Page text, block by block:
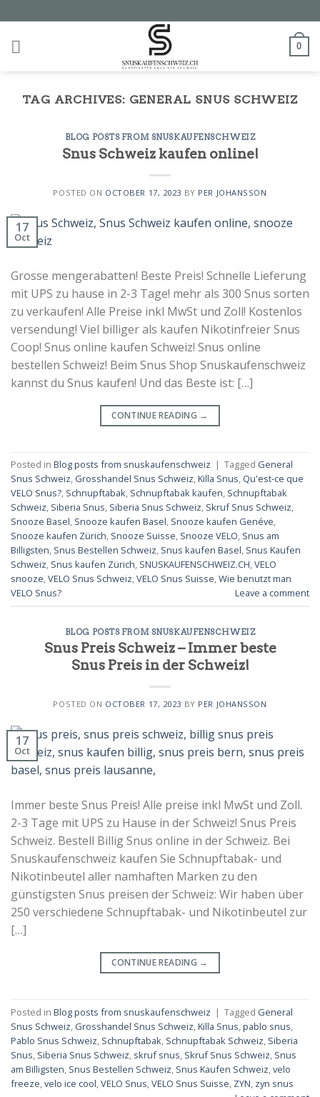
to
content
0
TAG ARCHIVES: GENERAL SNUS SCHWEIZ
BLOG POSTS FROM SNUSKAUFENSCHWEIZ
Snus Schweiz kaufen online!
POSTED ON OCTOBER 17, 2023 BY PER JOHANSSON
17
Oct
Grosse mengerabatten! Beste Preis! Schnelle Lieferung
mit UPS zu hause in 2-3 Tage! mehr als 300 Snus sorten
zu verkaufen! Alle Preise inkl MwSt und Zoll! Kostenlos
versendung! Viel billiger als kaufen Nikotinfreier Snus
Coop! Snus online kaufen Schweiz! Snus online
bestellen Schweiz! Beim Snus Shop Snuskaufenschweiz
kannst du Snus kaufen! Und das Beste ist: […]
CONTINUE READING →
Posted in Blog posts from snuskaufenschweiz | Tagged General
Snus Schweiz, Grosshandel Snus Schweiz,Killa Snus, Qu'est-ce que
VELO Snus?, Schnupftabak, Schnupftabak kaufen, Schnupftabak
Schweiz, Siberia Snus, Siberia Snus Schweiz, Skruf Snus Schweiz,
Snooze Basel, Snooze kaufen Basel, Snooze kaufen Genéve,
Snooze kaufen Zürich, Snooze Suisse, Snooze VELO, Snus am
Billigsten, Snus Bestellen Schweiz, Snus kaufen Basel, Snus Kaufen
Schweiz, Snus kaufen Zürich, SNUSKAUFENSCHWEIZ.CH,VELO
snooze,VELO Snus Schweiz,VELO Snus Suisse,Wie benutzt man
VELO Snus?
Leave a comment
BLOG POSTS FROM SNUSKAUFENSCHWEIZ
Snus Preis Schweiz – Immer beste
Snus Preis in der Schweiz!
POSTED ON OCTOBER 17, 2023 BY PER JOHANSSON
17
Oct
Immer beste Snus Preis! Alle preise inkl MwSt und Zoll.
2-3 Tage mit UPS zu Hause in der Schweiz! Snus Preis
Schweiz. Bestell Billig Snus online in der Schweiz. Bei
Snuskaufenschweiz kaufen Sie Schnupftabak- und
Nikotinbeutel aller namhaften Marken zu den
günstigsten Snus preisen der Schweiz: Wir haben über
250 verschiedene Schnupftabak- und Nikotinbeutel zur
[…]
CONTINUE READING →
Posted in Blog posts from snuskaufenschweiz | Tagged General
Snus Schweiz, Grosshandel Snus Schweiz,Killa Snus,pablo snus,
Pablo Snus Schweiz, Schnupftabak, Schnupftabak Schweiz, Siberia
Snus, Siberia Snus Schweiz, skruf snus, Skruf Snus Schweiz, Snus
am Billigsten, Snus Bestellen Schweiz, Snus Kaufen Schweiz,velo
freeze,velo ice cool,VELO Snus,VELO Snus Suisse, ZYN, zyn snus